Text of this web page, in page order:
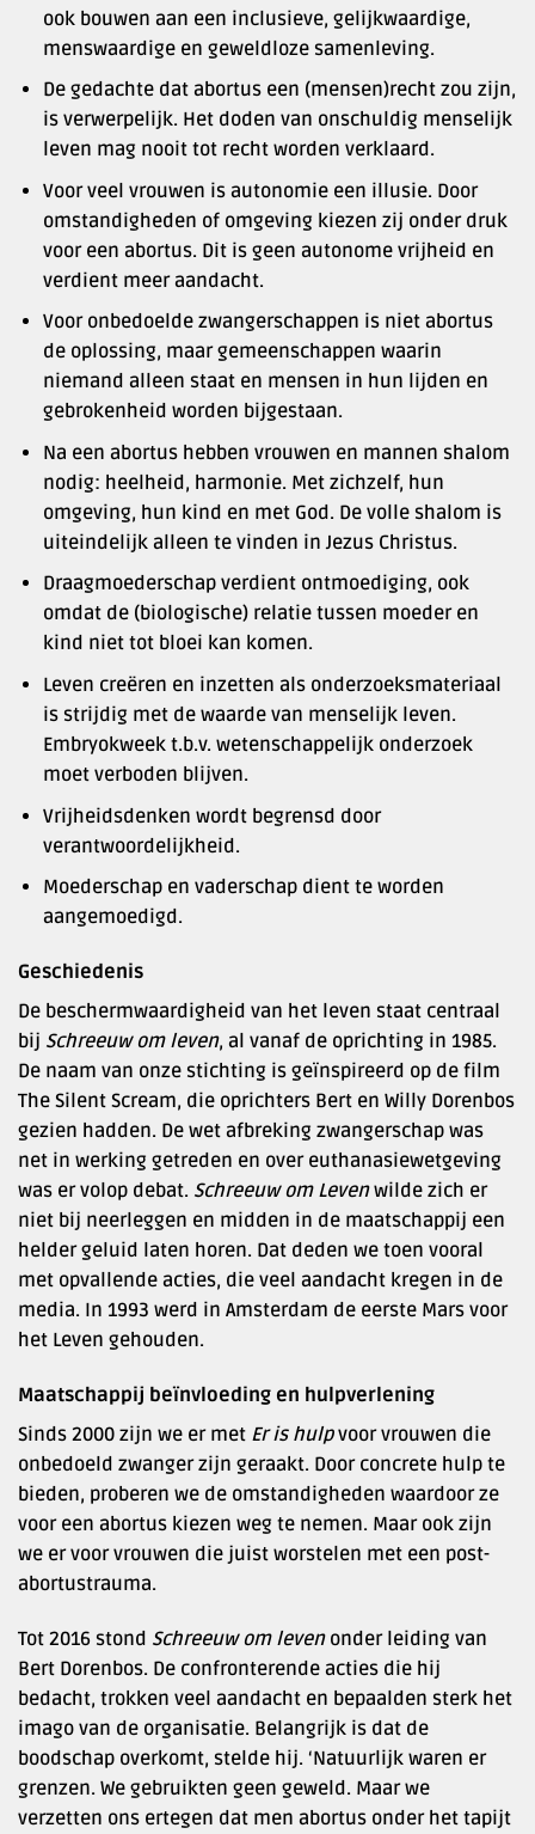
ook bouwen aan een inclusieve, gelijkwaardige,
menswaardige en geweldloze samenleving.
De gedachte dat abortus een (mensen)recht zou zijn,
is verwerpelijk. Het doden van onschuldig menselijk
leven mag nooit tot recht worden verklaard.
Voor veel vrouwen is autonomie een illusie. Door
omstandigheden of omgeving kiezen zij onder druk
voor een abortus. Dit is geen autonome vrijheid en
verdient meer aandacht.
Voor onbedoelde zwangerschappen is niet abortus
de oplossing, maar gemeenschappen waarin
niemand alleen staat en mensen in hun lijden en
gebrokenheid worden bijgestaan.
Na een abortus hebben vrouwen en mannen shalom
nodig: heelheid, harmonie. Met zichzelf, hun
omgeving, hun kind en met God. De volle shalom is
uiteindelijk alleen te vinden in Jezus Christus.
Draagmoederschap verdient ontmoediging, ook
omdat de (biologische) relatie tussen moeder en
kind niet tot bloei kan komen.
Leven creëren en inzetten als onderzoeksmateriaal
is strijdig met de waarde van menselijk leven.
Embryokweek t.b.v. wetenschappelijk onderzoek
moet verboden blijven.
Vrijheidsdenken wordt begrensd door
verantwoordelijkheid.
Moederschap en vaderschap dient te worden
aangemoedigd.
Geschiedenis
De beschermwaardigheid van het leven staat centraal
bij Schreeuw om leven, al vanaf de oprichting in 1985.
De naam van onze stichting is geïnspireerd op de film
The Silent Scream, die oprichters Bert en Willy Dorenbos
gezien hadden. De wet afbreking zwangerschap was
net in werking getreden en over euthanasiewetgeving
was er volop debat. Schreeuw om Levenwilde zich er
niet bij neerleggen en midden in de maatschappij een
helder geluid laten horen. Dat deden we toen vooral
met opvallende acties, die veel aandacht kregen in de
media. In 1993 werd in Amsterdam de eerste Mars voor
het Leven gehouden.
Maatschappij beïnvloeding en hulpverlening
Sinds 2000 zijn we er met Er is hulpvoor vrouwen die
onbedoeld zwanger zijn geraakt. Door concrete hulp te
bieden, proberen we de omstandigheden waardoor ze
voor een abortus kiezen weg te nemen. Maar ook zijn
we er voor vrouwen die juist worstelen met een post-
abortustrauma.
Tot 2016 stond Schreeuw om levenonder leiding van
Bert Dorenbos. De confronterende acties die hij
bedacht, trokken veel aandacht en bepaalden sterk het
imago van de organisatie. Belangrijk is dat de
boodschap overkomt, stelde hij. ‘Natuurlijk waren er
grenzen. We gebruikten geen geweld. Maar we
verzetten ons ertegen dat men abortus onder het tapijt